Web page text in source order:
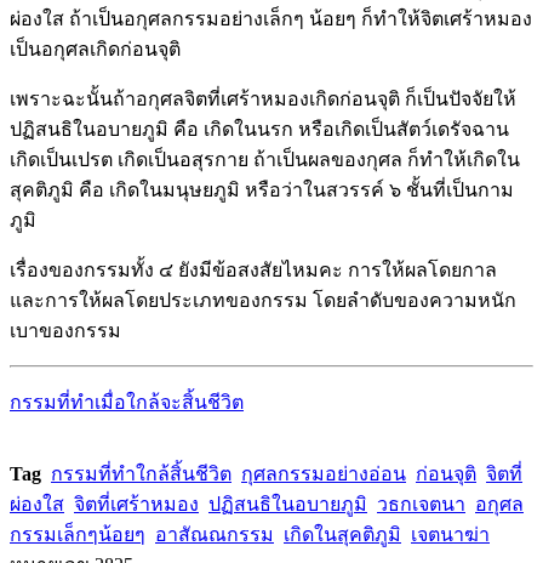
ผ่องใส ถ้าเป็นอกุศลกรรมอย่างเล็กๆ น้อยๆ ก็ทำให้จิตเศร้าหมอง
เป็นอกุศลเกิดก่อนจุติ
เพราะฉะนั้นถ้าอกุศลจิตที่เศร้าหมองเกิดก่อนจุติ ก็เป็นปัจจัยให้
ปฏิสนธิในอบายภูมิ คือ เกิดในนรก หรือเกิดเป็นสัตว์เดรัจฉาน
เกิดเป็นเปรต เกิดเป็นอสุรกาย ถ้าเป็นผลของกุศล ก็ทำให้เกิดใน
สุคติภูมิ คือ เกิดในมนุษยภูมิ หรือว่าในสวรรค์ ๖ ชั้นที่เป็นกาม
ภูมิ
เรื่องของกรรมทั้ง ๔ ยังมีข้อสงสัยไหมคะ การให้ผลโดยกาล
และการให้ผลโดยประเภทของกรรม โดยลำดับของความหนัก
เบาของกรรม
กรรมที่ทำเมื่อใกล้จะสิ้นชีวิต
Tag กรรมที่ทำใกล้สิ้นชีวิต กุศลกรรมอย่างอ่อน ก่อนจุติ จิตที่
ผ่องใส จิตที่เศร้าหมอง ปฏิสนธิในอบายภูมิ วธกเจตนา อกุศล
กรรมเล็กๆน้อยๆ อาสัณณกรรม เกิดในสุคติภูมิ เจตนาฆ่า